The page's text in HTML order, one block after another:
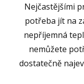
Nejčastějšími
potřeba jít na
nepříjemná
nemůžete
dostatečně